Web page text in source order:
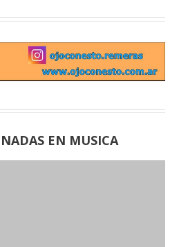
EN MUSICA